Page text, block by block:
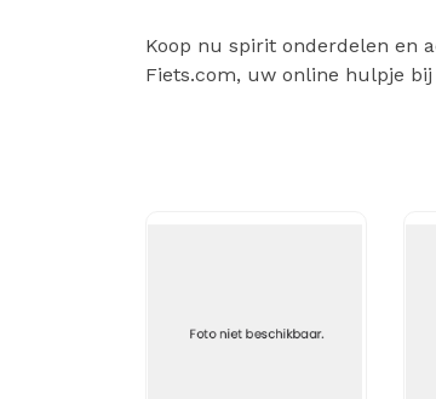
Koop nu spirit onderdelen en
Fiets.com, uw online hulpje